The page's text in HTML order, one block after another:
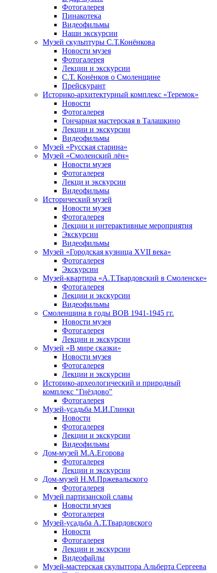
Фотогалерея
Пинакотека
Видеофильмы
Наши экскурсии
Музей скульптуры С.Т.Конёнкова
Новости музея
Фотогалерея
Лекции и экскурсии
С.Т. Конёнков о Смоленщине
Прейскурант
Историко-архитектурный комплекс «Теремок»
Новости
Фотогалерея
Гончарная мастерская в Талашкино
Лекции и экскурсии
Видеофильмы
Музей «Русская старина»
Музей «Смоленский лён»
Новости музея
Фотогалерея
Лекци и экскурсии
Видеофильмы
Исторический музей
Новости музея
Фотогалерея
Лекции и интерактивные мероприятия
Экскурсии
Видеофильмы
Музей «Городская кузница XVII века»
Фотогалерея
Экскурсии
Музей-квартира «А.Т.Твардовский в Смоленске»
Фотогалерея
Лекции и экскурсии
Видеофильмы
Смоленщина в годы ВОВ 1941-1945 гг.
Новости музея
Фотогалерея
Лекции и экскурсии
Музей «В мире сказки»
Новости музея
Фотогалерея
Лекции и экскурсии
Историко-археологический и природный
комплекс "Гнёздово"
Фотогалерея
Музей-усадьба М.И.Глинки
Новости
Фотогалерея
Лекции и экскурсии
Видеофильмы
Дом-музей М.А.Егорова
Фотогалерея
Лекции и экскурсии
Дом-музей Н.М.Пржевальского
Фотогалерея
Музей партизанской славы
Новости музея
Фотогалерея
Музей-усадьба А.Т.Твардовского
Новости
Фотогалерея
Лекции и экскурсии
Видеофайлы
Музей-мастерская скульптора Альберта Сергеева